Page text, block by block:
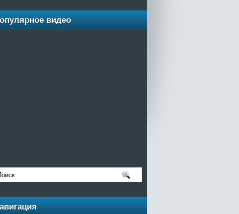
видео